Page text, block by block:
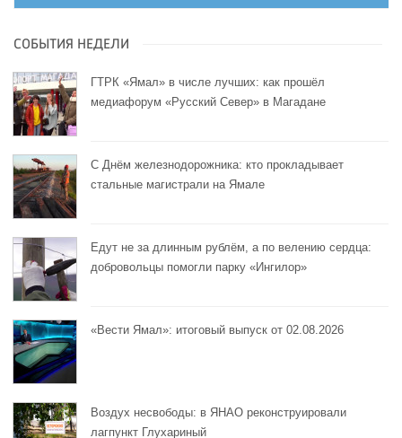
СОБЫТИЯ НЕДЕЛИ
ГТРК «Ямал» в числе лучших: как прошёл
медиафорум «Русский Север» в Магадане
С Днём железнодорожника: кто прокладывает
стальные магистрали на Ямале
Едут не за длинным рублём, а по велению сердца:
добровольцы помогли парку «Ингилор»
«Вести Ямал»: итоговый выпуск от 02.08.2026
Воздух несвободы: в ЯНАО реконструировали
лагпункт Глухариный